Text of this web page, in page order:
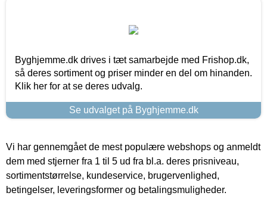
Byghjemme.dk drives i tæt samarbejde med Frishop.dk,
så deres sortiment og priser minder en del om hinanden.
Klik her for at se deres udvalg.
Se udvalget på Byghjemme.dk
Vi har gennemgået de mest populære webshops og anmeldt
dem med stjerner fra 1 til 5 ud fra bl.a. deres prisniveau,
sortimentstørrelse, kundeservice, brugervenlighed,
betingelser, leveringsformer og betalingsmuligheder.